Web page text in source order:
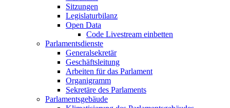
Sitzungen
Legislaturbilanz
Open Data
Code Livestream einbetten
Parlamentsdienste
Generalsekretär
Geschäftsleitung
Arbeiten für das Parlament
Organigramm
Sekretäre des Parlaments
Parlamentsgebäude